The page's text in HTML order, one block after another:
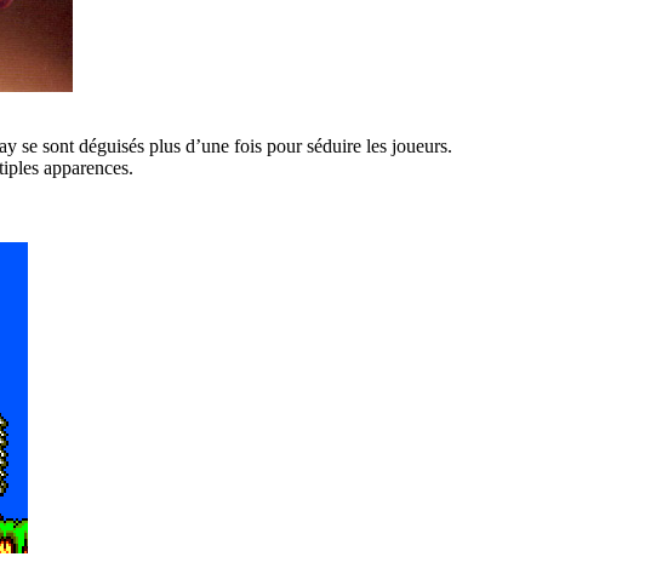
se sont déguisés plus d’une fois pour séduire les joueurs.
apparences.